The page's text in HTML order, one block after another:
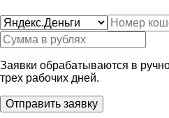
Заявки обрабатываются в
трех рабочих дней.